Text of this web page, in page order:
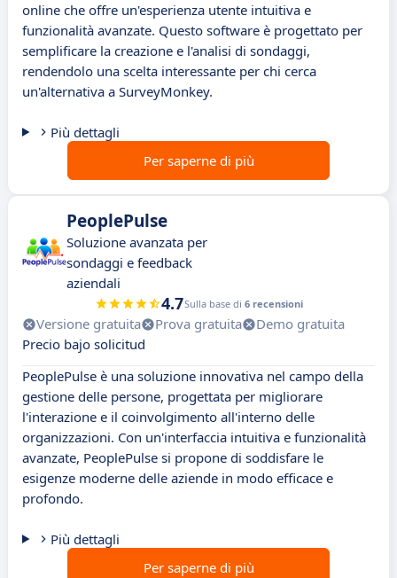
online che offre un'esperienza utente intuitiva e
funzionalità avanzate. Questo software è progettato per
semplificare la creazione e l'analisi di sondaggi,
rendendolo una scelta interessante per chi cerca
un'alternativa a SurveyMonkey.
Più dettagli
Per saperne di più
PeoplePulse
Soluzione avanzata per
sondaggi e feedback
aziendali
4.7Sulla base di 6 recensioni
Versione gratuita Prova gratuita
Demo gratuita
Precio bajo solicitud
PeoplePulse è una soluzione innovativa nel campo della
gestione delle persone, progettata per migliorare
l'interazione e il coinvolgimento all'interno delle
organizzazioni. Con un'interfaccia intuitiva e funzionalità
avanzate, PeoplePulse si propone di soddisfare le
esigenze moderne delle aziende in modo efficace e
profondo.
Più dettagli
Per saperne di più